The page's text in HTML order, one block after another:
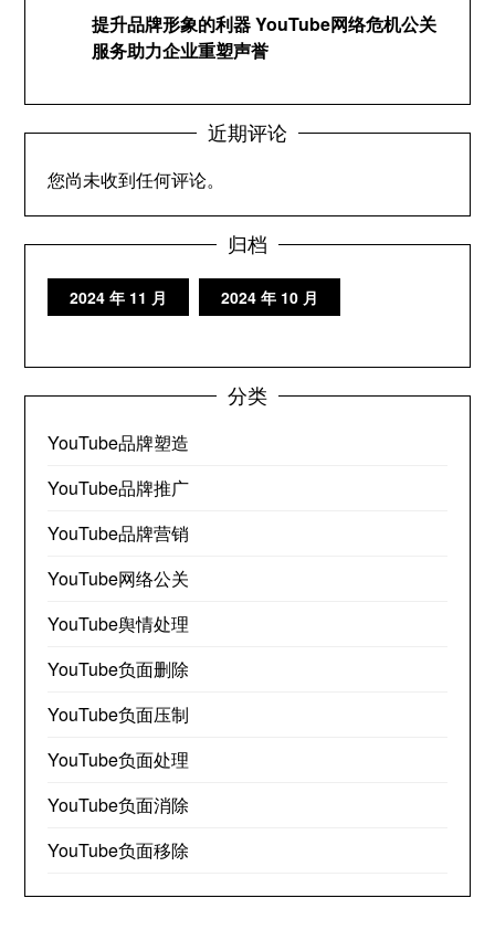
提升品牌形象的利器 YouTube网络危机公关
服务助力企业重塑声誉
近期评论
您尚未收到任何评论。
归档
2024 年 11 月 2024 年 10 月
分类
YouTube品牌塑造
YouTube品牌推广
YouTube品牌营销
YouTube网络公关
YouTube舆情处理
YouTube负面删除
YouTube负面压制
YouTube负面处理
YouTube负面消除
YouTube负面移除